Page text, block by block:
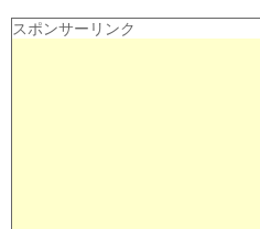
スポンサーリンク